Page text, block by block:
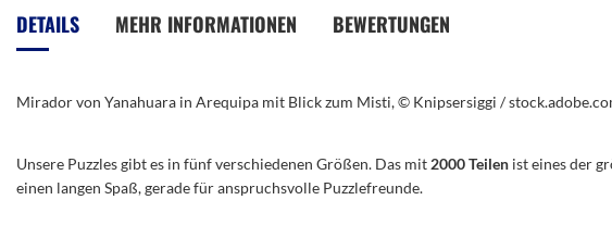
Bildergalerie
springen
DETAILS
Mirador von Yanahuara in Arequipa mit Blick zum Misti, © Knipsersiggi /
MEHR INFORMATIONEN BEWERTUNGEN
Unsere Puzzles gibt es in fünf verschiedenen Größen. Das mit 2000 Teilen ist eines der
einen langen Spaß, gerade für anspruchsvolle Puzzlefreunde.